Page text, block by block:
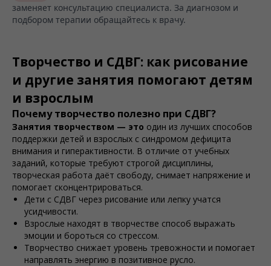
заменяет консультацию специалиста. За диагнозом и
подбором терапии обращайтесь к врачу.
Творчество и СДВГ: как рисование
и другие занятия помогают детям
и взрослым
Почему творчество полезно при СДВГ?
Занятия творчеством — это один из лучших способов
поддержки детей и взрослых с синдромом дефицита
внимания и гиперактивности. В отличие от учебных
заданий, которые требуют строгой дисциплины,
творческая работа даёт свободу, снимает напряжение и
помогает сконцентрироваться.
Дети с СДВГ через рисование или лепку учатся
усидчивости.
Взрослые находят в творчестве способ выражать
эмоции и бороться со стрессом.
Творчество снижает уровень тревожности и помогает
направлять энергию в позитивное русло.